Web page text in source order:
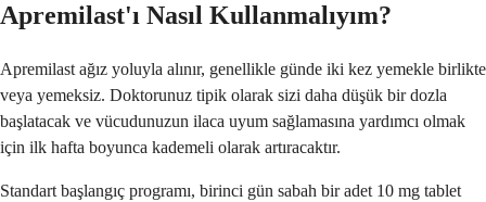
Apremilast'ı Nasıl Kullanmalıyım?
Apremilast ağız yoluyla alınır, genellikle günde iki kez yemekle birlikte
veya yemeksiz. Doktorunuz tipik olarak sizi daha düşük bir dozla
başlatacak ve vücudunuzun ilaca uyum sağlamasına yardımcı olmak
için ilk hafta boyunca kademeli olarak artıracaktır.
Standart başlangıç programı, birinci gün sabah bir adet 10 mg tablet